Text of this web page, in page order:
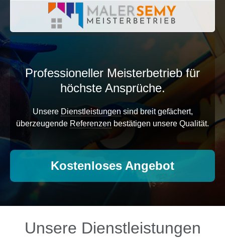
Professioneller Meisterbetriebfür
höchste Ansprüche.
Unsere Dienstleistungen sind breit gefächert,
überzeugende Referenzen bestätigen unsere Qualität.
Kostenloses Angebot
Unsere Dienstleistungen